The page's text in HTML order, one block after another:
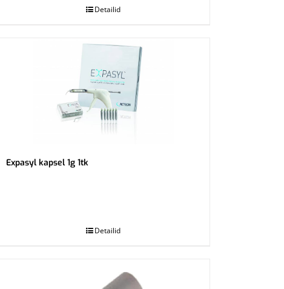
Detailid
Expasyl kapsel 1g 1tk
Detailid